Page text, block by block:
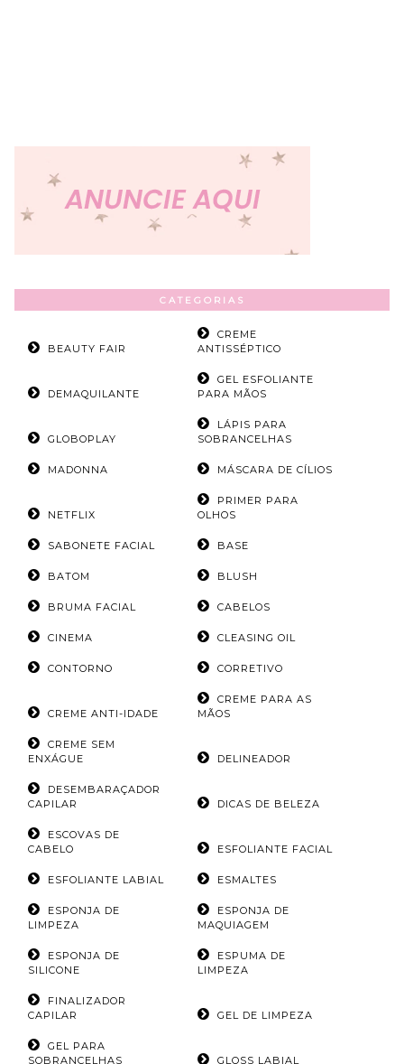
CATEGORIAS
BEAUTY FAIR
CREME
ANTISSÉPTICO
DEMAQUILANTE
GEL ESFOLIANTE
PARA MÃOS
GLOBOPLAY
LÁPIS PARA
SOBRANCELHAS
MADONNA MÁSCARA DE CÍLIOS
NETFLIX
PRIMER PARA
OLHOS
SABONETE FACIAL BASE
BATOM BLUSH
BRUMA FACIAL CABELOS
CINEMA CLEASING OIL
CONTORNO CORRETIVO
CREME ANTI-IDADE
CREME PARA AS
MÃOS
CREME SEM
ENXÁGUE
DELINEADOR
DESEMBARAÇADOR
CAPILAR
DICAS DE BELEZA
ESCOVAS DE
CABELO
ESFOLIANTE FACIAL
ESFOLIANTE LABIAL ESMALTES
ESPONJA DE
LIMPEZA
ESPONJA DE
MAQUIAGEM
ESPONJA DE
SILICONE
ESPUMA DE
LIMPEZA
FINALIZADOR
CAPILAR
GEL DE LIMPEZA
GEL PARA
SOBRANCELHAS
GLOSS LABIAL